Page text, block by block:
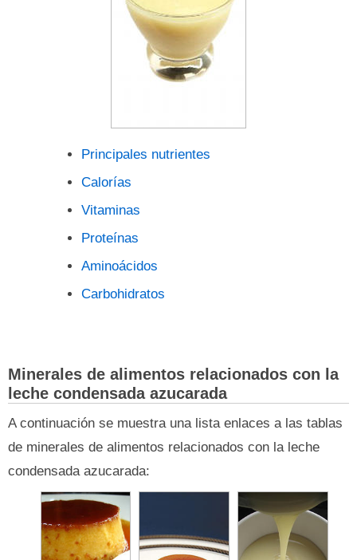
Principales nutrientes
Calorías
Vitaminas
Proteínas
Aminoácidos
Carbohidratos
Minerales de alimentos relacionados con la
leche condensada azucarada
A continuación se muestra una lista enlaces a las tablas
de minerales de alimentos relacionados con la leche
condensada azucarada: